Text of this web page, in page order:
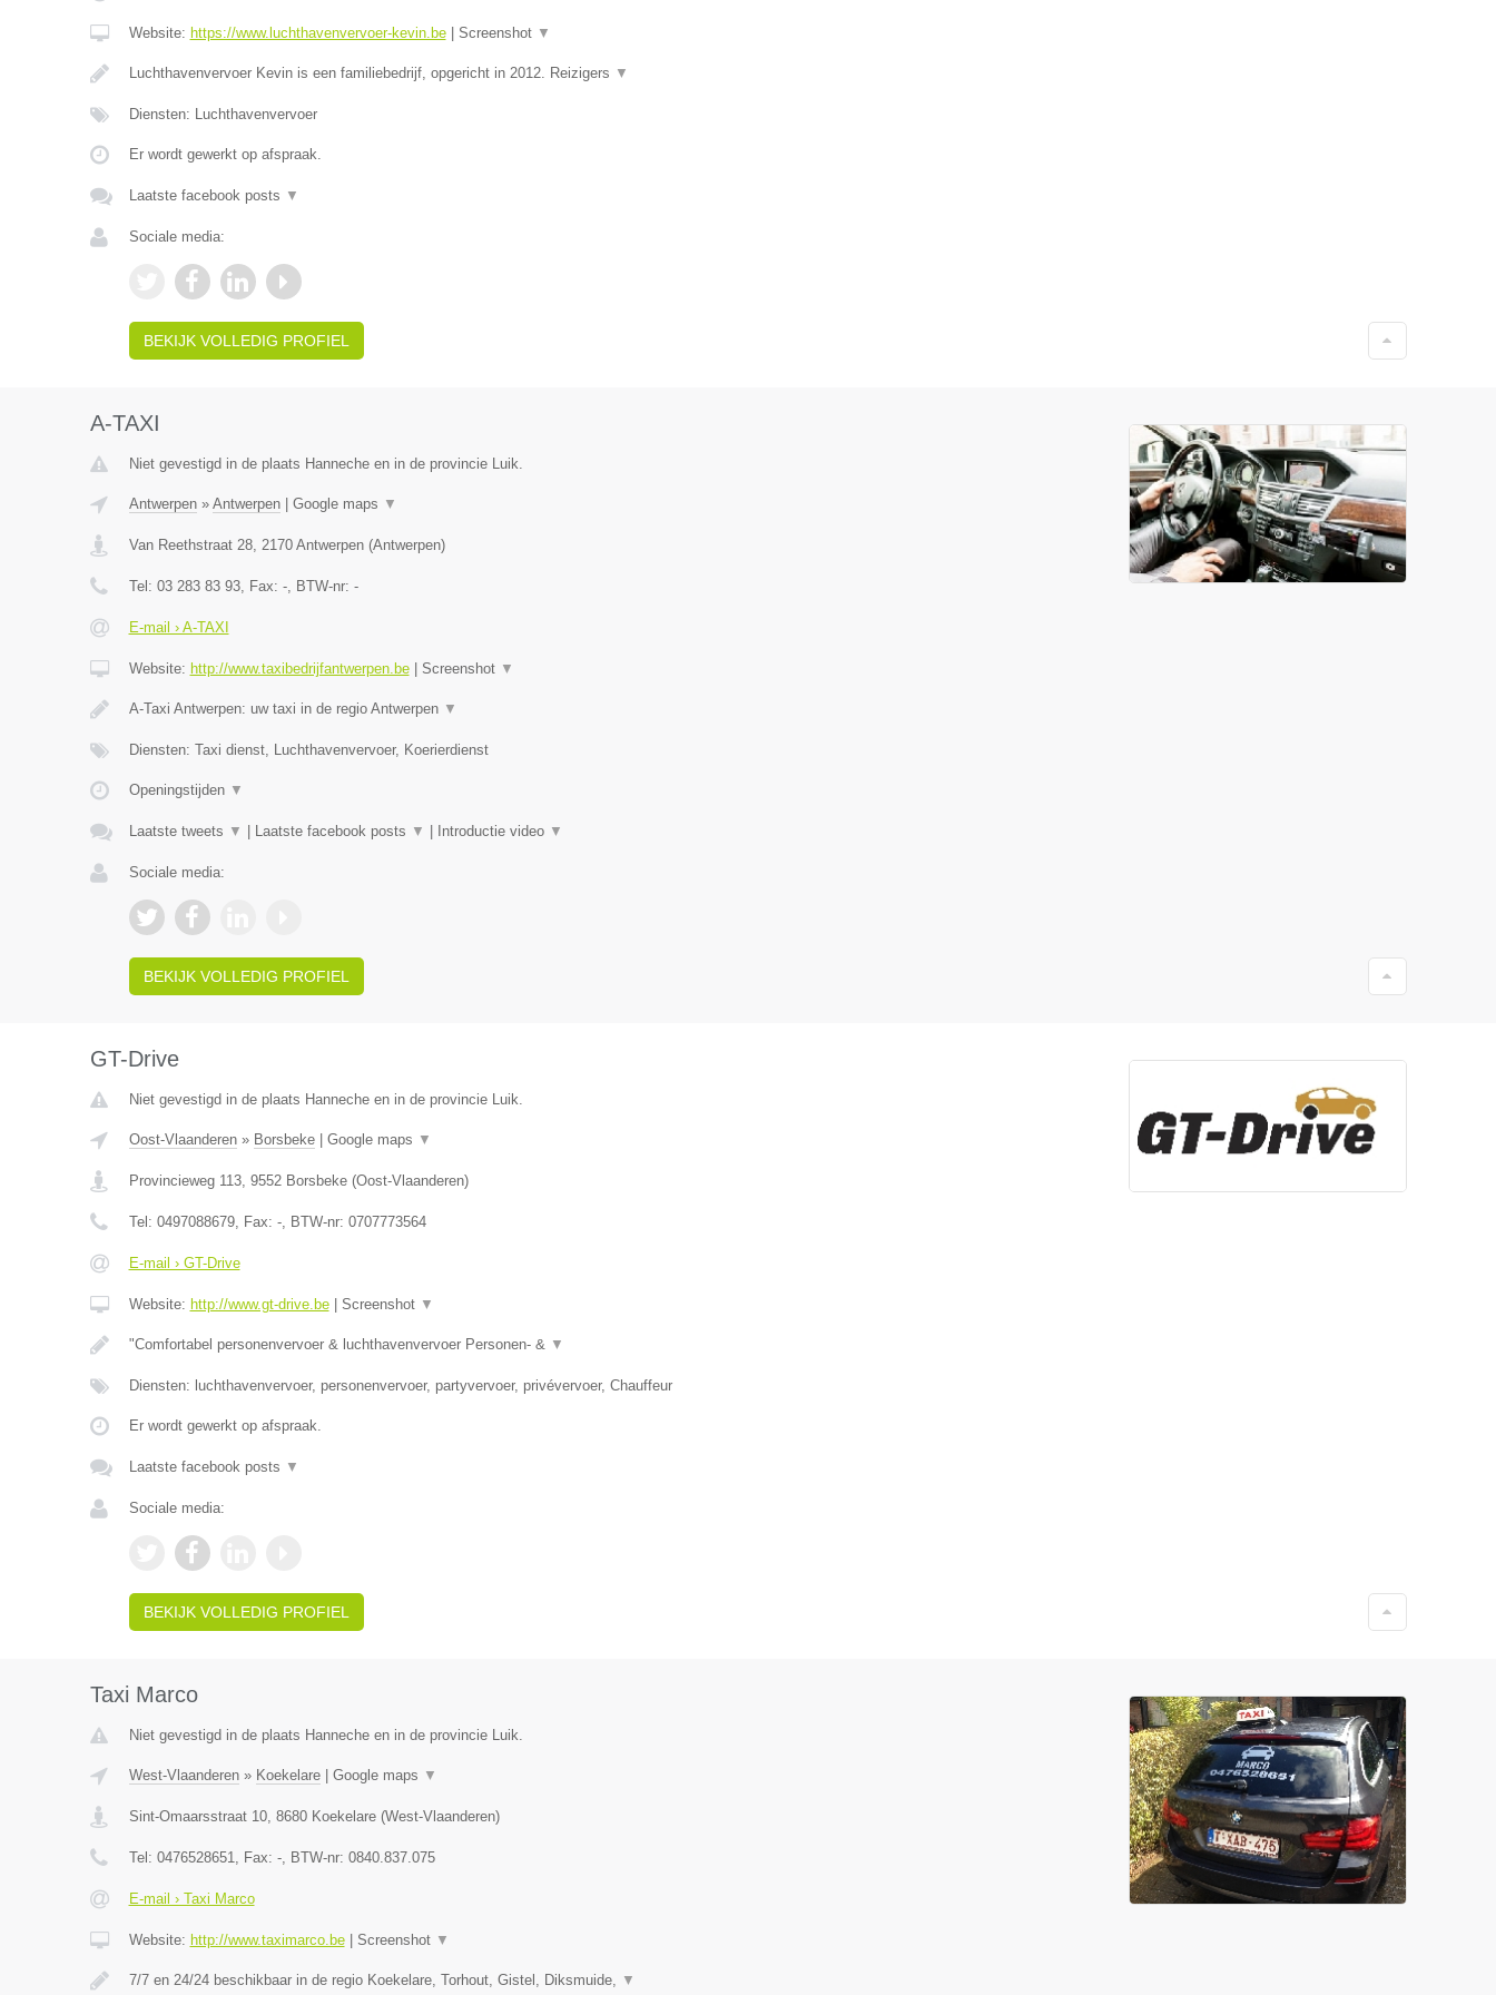
Website: https://www.luchthavenvervoer-kevin.be| Screenshot ▼
Luchthavenvervoer Kevin is een familiebedrijf, opgericht in 2012. Reizigers ▼
Diensten: Luchthavenvervoer
Er wordt gewerkt op afspraak.
Laatste facebook posts ▼
Sociale media:
BEKIJK VOLLEDIG PROFIEL
A-TAXI
Niet gevestigd in de plaats Hanneche en in de provincie Luik.
Antwerpen» Antwerpen| Google maps ▼
Van Reethstraat 28, 2170 Antwerpen(Antwerpen)
Tel: 03 283 83 93, Fax: -, BTW-nr: -
E-mail › A-TAXI
Website: http://www.taxibedrijfantwerpen.be| Screenshot ▼
A-Taxi Antwerpen: uw taxi in de regio Antwerpen ▼
Diensten: Taxi dienst, Luchthavenvervoer, Koerierdienst
Openingstijden ▼
Laatste tweets ▼ Laatste facebook posts ▼ Introductie video ▼
Sociale media:
BEKIJK VOLLEDIG PROFIEL
GT-Drive
Niet gevestigd in de plaats Hanneche en in de provincie Luik.
Oost-Vlaanderen» Borsbeke| Google maps ▼
Provincieweg 113, 9552 Borsbeke(Oost-Vlaanderen)
Tel: 0497088679, Fax: -, BTW-nr: 0707773564
E-mail › GT-Drive
Website: http://www.gt-drive.be| Screenshot ▼
"Comfortabel personenvervoer & luchthavenvervoer Personen- & ▼
Diensten: luchthavenvervoer, personenvervoer, partyvervoer, privévervoer, Chauffeur
Er wordt gewerkt op afspraak.
Laatste facebook posts ▼
Sociale media:
BEKIJK VOLLEDIG PROFIEL
Taxi Marco
Niet gevestigd in de plaats Hanneche en in de provincie Luik.
West-Vlaanderen» Koekelare| Google maps ▼
Sint-Omaarsstraat 10, 8680 Koekelare(West-Vlaanderen)
Tel: 0476528651, Fax: -, BTW-nr: 0840.837.075
E-mail › Taxi Marco
Website: http://www.taximarco.be| Screenshot ▼
7/7 en 24/24 beschikbaar in de regio Koekelare, Torhout, Gistel, Diksmuide, ▼